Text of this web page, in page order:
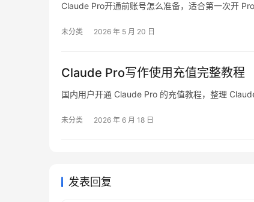
Claude Pro开通前账号怎么准备，适合第一次开
未分类 2026 年 5 月 20 日
Claude Pro写作使用充值完整教程
国内用户开通 Claude Pro 的充值教程，整理
未分类 2026 年 6 月 18 日
发表回复